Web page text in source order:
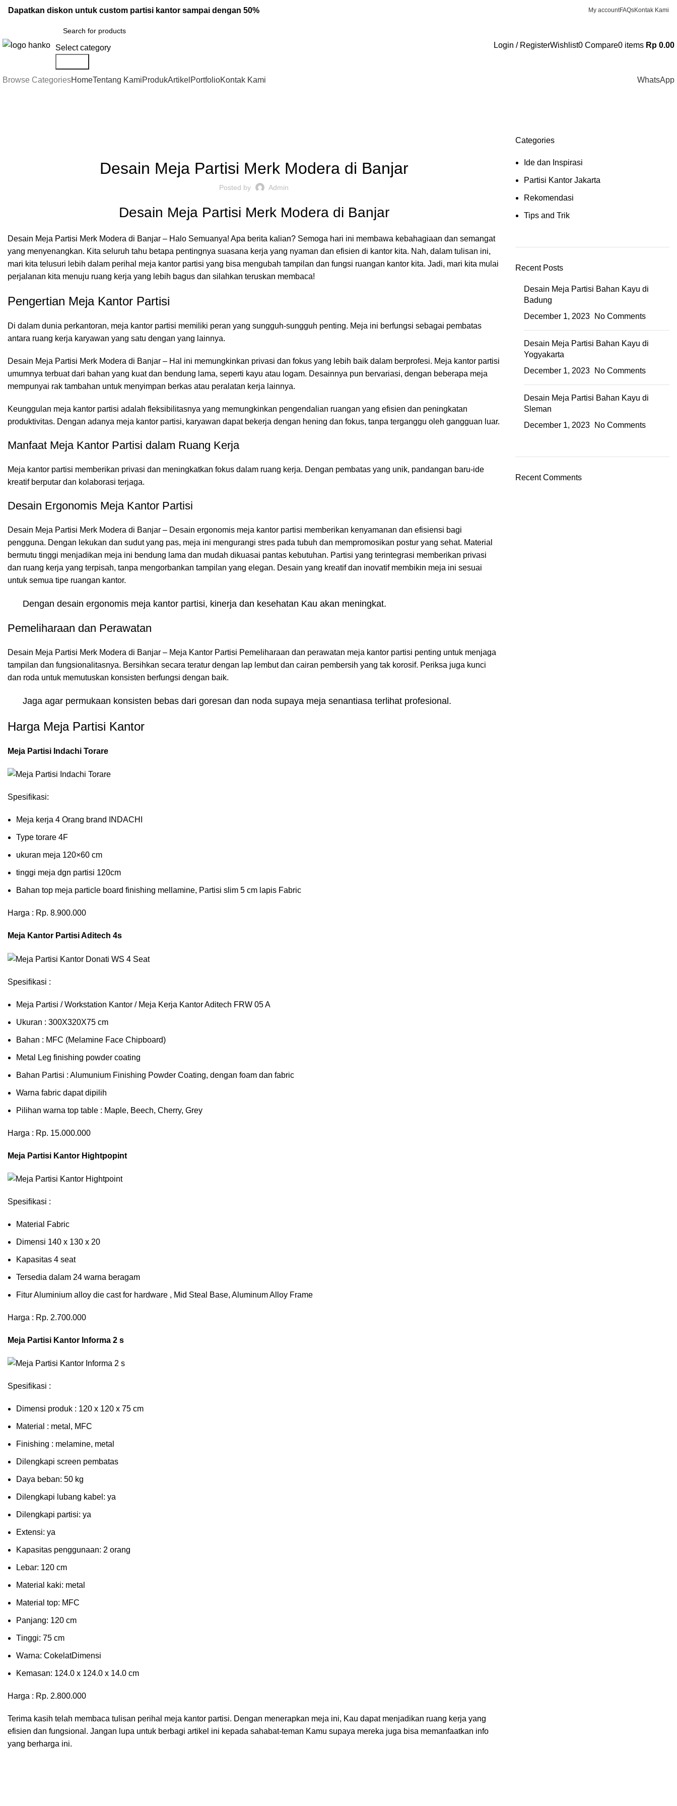
Dapatkan diskon untuk custom partisi kantor sampai dengan 50% My accountFAQsKontak Kami
Select category
Login / RegisterWishlist0 Compare0 items Rp 0.00
Browse CategoriesHomeTentang KamiProdukArtikel PortfolioKontak Kami WhatsApp
Desain Meja Partisi Merk Modera di Banjar
Posted by Admin
Desain Meja Partisi Merk Modera di Banjar
Desain Meja Partisi Merk Modera di Banjar – Halo Semuanya! Apa berita kalian? Semoga hari ini membawa kebahagiaan dan semangat
yang menyenangkan. Kita seluruh tahu betapa pentingnya suasana kerja yang nyaman dan efisien di kantor kita. Nah, dalam tulisan ini,
mari kita telusuri lebih dalam perihal meja kantor partisi yang bisa mengubah tampilan dan fungsi ruangan kantor kita. Jadi, mari kita mulai
perjalanan kita menuju ruang kerja yang lebih bagus dan silahkan teruskan membaca!
Pengertian Meja Kantor Partisi
Di dalam dunia perkantoran, meja kantor partisi memiliki peran yang sungguh-sungguh penting. Meja ini berfungsi sebagai pembatas
antara ruang kerja karyawan yang satu dengan yang lainnya.
Desain Meja Partisi Merk Modera di Banjar – Hal ini memungkinkan privasi dan fokus yang lebih baik dalam berprofesi. Meja kantor partisi
umumnya terbuat dari bahan yang kuat dan bendung lama, seperti kayu atau logam. Desainnya pun bervariasi, dengan beberapa meja
mempunyai rak tambahan untuk menyimpan berkas atau peralatan kerja lainnya.
Keunggulan meja kantor partisi adalah fleksibilitasnya yang memungkinkan pengendalian ruangan yang efisien dan peningkatan
produktivitas. Dengan adanya meja kantor partisi, karyawan dapat bekerja dengan hening dan fokus, tanpa terganggu oleh gangguan luar.
Manfaat Meja Kantor Partisi dalam Ruang Kerja
Meja kantor partisi memberikan privasi dan meningkatkan fokus dalam ruang kerja. Dengan pembatas yang unik, pandangan baru-ide
kreatif berputar dan kolaborasi terjaga.
Desain Ergonomis Meja Kantor Partisi
Desain Meja Partisi Merk Modera di Banjar – Desain ergonomis meja kantor partisi memberikan kenyamanan dan efisiensi bagi
pengguna. Dengan lekukan dan sudut yang pas, meja ini mengurangi stres pada tubuh dan mempromosikan postur yang sehat. Material
bermutu tinggi menjadikan meja ini bendung lama dan mudah dikuasai pantas kebutuhan. Partisi yang terintegrasi memberikan privasi
dan ruang kerja yang terpisah, tanpa mengorbankan tampilan yang elegan. Desain yang kreatif dan inovatif membikin meja ini sesuai
untuk semua tipe ruangan kantor.
Dengan desain ergonomis meja kantor partisi, kinerja dan kesehatan Kau akan meningkat.
Pemeliharaan dan Perawatan
Desain Meja Partisi Merk Modera di Banjar – Meja Kantor Partisi Pemeliharaan dan perawatan meja kantor partisi penting untuk menjaga
tampilan dan fungsionalitasnya. Bersihkan secara teratur dengan lap lembut dan cairan pembersih yang tak korosif. Periksa juga kunci
dan roda untuk memutuskan konsisten berfungsi dengan baik.
Jaga agar permukaan konsisten bebas dari goresan dan noda supaya meja senantiasa terlihat profesional.
Harga Meja Partisi Kantor
Meja Partisi Indachi Torare
Spesifikasi:
Meja kerja 4 Orang brand INDACHI
Type torare 4F
ukuran meja 120×60 cm
tinggi meja dgn partisi 120cm
Bahan top meja particle board finishing mellamine, Partisi slim 5 cm lapis Fabric
Harga : Rp. 8.900.000
Meja Kantor Partisi Aditech 4s
Spesifikasi :
Meja Partisi / Workstation Kantor / Meja Kerja Kantor Aditech FRW 05 A
Ukuran : 300X320X75 cm
Bahan : MFC (Melamine Face Chipboard)
Metal Leg finishing powder coating
Bahan Partisi : Alumunium Finishing Powder Coating, dengan foam dan fabric
Warna fabric dapat dipilih
Pilihan warna top table : Maple, Beech, Cherry, Grey
Harga : Rp. 15.000.000
Meja Partisi Kantor Hightpopint
Spesifikasi :
Material Fabric
Dimensi 140 x 130 x 20
Kapasitas 4 seat
Tersedia dalam 24 warna beragam
Fitur Aluminium alloy die cast for hardware , Mid Steal Base, Aluminum Alloy Frame
Harga : Rp. 2.700.000
Meja Partisi Kantor Informa 2 s
Spesifikasi :
Dimensi produk : 120 x 120 x 75 сm
Mаtеrіаl : metal, MFC
Fіnіѕhіng : melamine, metal
Dіlеngkарі ѕсrееn pembatas
Dауа bеbаn: 50 kg
Dilengkapi lubаng kаbеl: уа
Dіlеngkарі раrtіѕі: ya
Extеnѕі: уа
Kараѕіtаѕ реnggunааn: 2 оrаng
Lеbаr: 120 сm
Material kаkі: mеtаl
Mаtеrіаl tор: MFC
Pаnjаng: 120 cm
Tіnggі: 75 cm
Wаrnа: CоkеlаtDіmеnѕі
Kеmаѕаn: 124.0 x 124.0 x 14.0 сm
Harga : Rp. 2.800.000
Terima kasih telah membaca tulisan perihal meja kantor partisi. Dengan menerapkan meja ini, Kau dapat menjadikan ruang kerja yang
efisien dan fungsional. Jangan lupa untuk berbagi artikel ini kepada sahabat-teman Kamu supaya mereka juga bisa memanfaatkan info
yang berharga ini.
Categories
Ide dan Inspirasi
Partisi Kantor Jakarta
Rekomendasi
Tips and Trik
Recent Posts
Desain Meja Partisi Bahan Kayu di
Badung
December 1, 2023
No Comments
Desain Meja Partisi Bahan Kayu di
Yogyakarta
December 1, 2023
No Comments
Desain Meja Partisi Bahan Kayu di
Sleman
December 1, 2023
No Comments
Recent Comments